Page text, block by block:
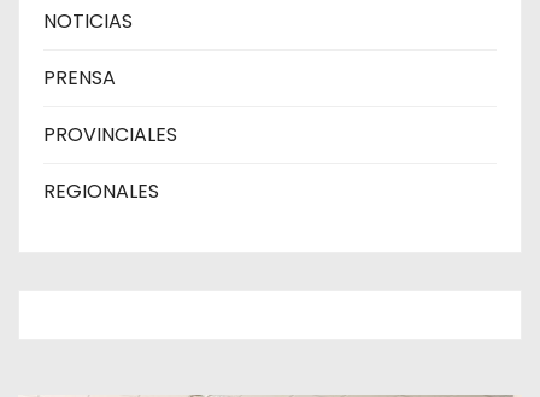
NOTICIAS
PRENSA
PROVINCIALES
REGIONALES